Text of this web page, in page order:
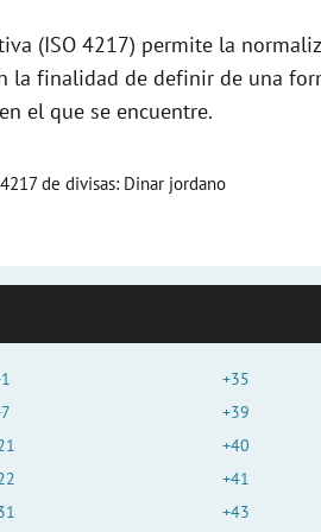
V
(ISO 4217) permite la
la finalidad de definir de una
el que se encuentre.
de divisas: Dinar jordano
+35
+39
+40
+41
+43